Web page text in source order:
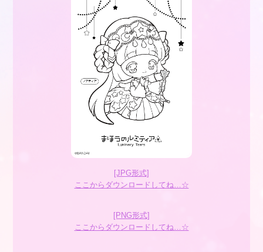
[JPG形式]
ここからダウンロードしてね…☆
[PNG形式]
ここからダウンロードしてね…☆